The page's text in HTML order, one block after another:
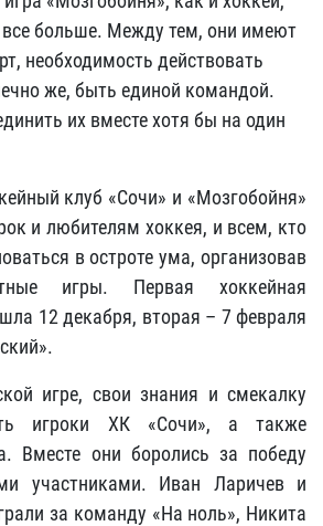
все больше. Между тем, они имеют
необходимость действовать
же, быть единой командой.
их вместе хотя бы на один
клуб «Сочи» и «Мозгобойня»
и любителям хоккея, и всем, кто
в остроте ума, организовав
игры. Первая хоккейная
12 декабря, вторая – 7 февраля
игре, свои знания и смекалку
игроки ХК «Сочи», а также
Вместе они боролись за победу
участниками. Иван Ларичев и
за команду «На ноль», Никита